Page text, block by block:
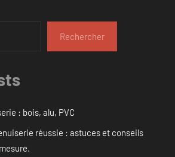
Rechercher
: bois, alu, PVC
réussie : astuces et conseils